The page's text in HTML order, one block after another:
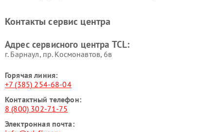
Контакты сервис центра
Адрес сервисного центра TCL:
г. Барнаул, ​пр. Космонавтов, 6в
Горячая линия:
+7 (385) 254-68-04
Контактный телефон:
8 (800) 302-71-75
Электронная почта: